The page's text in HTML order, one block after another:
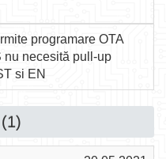
programare OTA
nu necesită pull-up
si EN